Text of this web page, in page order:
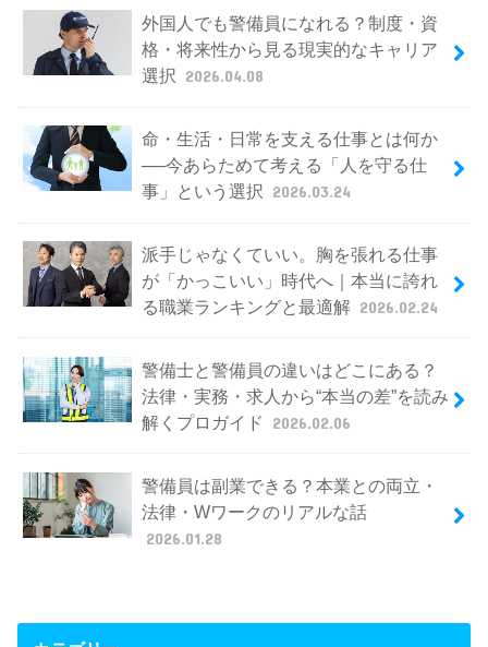
外国人でも警備員になれる？制度・資
格・将来性から見る現実的なキャリア
選択 2026.04.08
命・生活・日常を支える仕事とは何か
──今あらためて考える「人を守る仕
事」という選択 2026.03.24
派手じゃなくていい。胸を張れる仕事
が「かっこいい」時代へ｜本当に誇れ
る職業ランキングと最適解 2026.02.24
警備士と警備員の違いはどこにある？
法律・実務・求人から“本当の差”を読み
解くプロガイド
2026.02.06
警備員は副業できる？本業との両立・
法律・Wワークのリアルな話
2026.01.28